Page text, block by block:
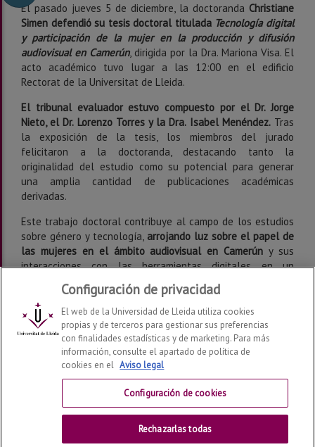
El pasado jueves 5 de diciembre, la doctoranda Christiane
Simen defendió su tesis doctoral titulada Tecnología digital
y participación de la mujer en la producción y difusión
audiovisual en Camerún, dirigida por la Dra. Mariona Visa. El
acto académico tuvo lugar a las 12:00 en el edificio
Rectorat de la Universitat de Lleida.
El tribunal evaluador estuvo compuesto por el Dr. Jorge
Nieto, el Dr. Lorenzo Torres y la Dra. Isabel Menéndez.Tras
la exposición de la tesis, los miembros del jurado
felicitaron a la doctoranda, destacando tanto la
originalidad del estudio como su potencial para generar
una amplia cantidad de publicaciones académicas
derivadas.
Este trabajo doctoral contribuye al campo de los estudios
sobre género y tecnología, arrojando luz sobre el papel de
las mujeres en el ámbito audiovisual en Camerún y sus
interacciones con las herramientas digitales en un
contexto cultural y profesional específico.
Materscreen. Maternidades en pantalla
+34 973 70 20 00 | materscreen@udl.cat
Contactar
Configuración de privacidad
El web de la Universidad de Lleida utiliza cookies
propias y de terceros para gestionar sus preferencias
con finalidades estadísticas y de marketing. Para más
información, consulte el apartado de política de
cookies en el Aviso legal
Configuración de cookies
Rechazarlas todas